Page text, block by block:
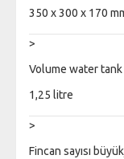
350 x 300 x 170
>
Volume water tank
1,25 litre
>
Fincan sayısı